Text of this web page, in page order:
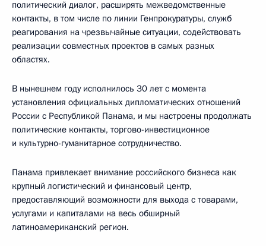
политический диалог, расширять межведомственные
контакты, в том числе по линии Генпрокуратуры, служб
реагирования на чрезвычайные ситуации, содействовать
реализации совместных проектов в самых разных
областях.
В нынешнем году исполнилось 30 лет с момента
установления официальных дипломатических отношений
России с Республикой Панама, и мы настроены продолжать
политические контакты, торгово-инвестиционное
и культурно-гуманитарное сотрудничество.
Панама привлекает внимание российского бизнеса как
крупный логистический и финансовый центр,
предоставляющий возможности для выхода с товарами,
услугами и капиталами на весь обширный
латиноамериканский регион.